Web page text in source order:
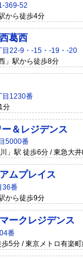
369-52
から徒歩4分
葛西
目22-9・-15・-19・-20
」駅から徒歩8分
目1230番
分
＆レジデンス
5000番
」駅 徒歩6分 / 東急大
ムプレイス
36番
から徒歩9分
ークレジデンス
番
5分 / 東京メトロ有楽